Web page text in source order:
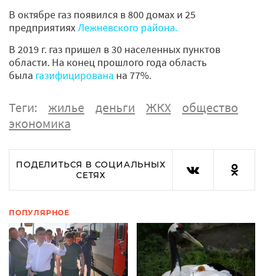
В октябре газ появился в 800 домах и 25
предприятиях Лежневского района.
В 2019 г. газ пришел в 30 населенных пунктов
области. На конец прошлого года область
была газифицирована на 77%.
Теги: жилье деньги ЖКХ
общество
экономика
ПОДЕЛИТЬСЯ В СОЦИАЛЬНЫХ
СЕТЯХ
ПОПУЛЯРНОЕ